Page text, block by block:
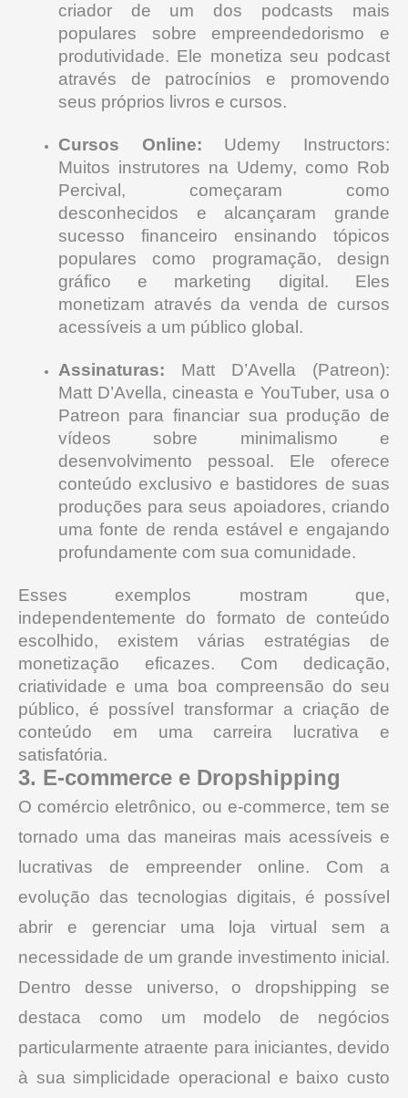
criador de um dos podcasts mais
populares sobre empreendedorismo e
produtividade. Ele monetiza seu podcast
através de patrocínios e promovendo
seus próprios livros e cursos.
Cursos Online: Udemy Instructors:
Muitos instrutores na Udemy, como Rob
Percival, começaram como
desconhecidos e alcançaram grande
sucesso financeiro ensinando tópicos
populares como programação, design
gráfico e marketing digital. Eles
monetizam através da venda de cursos
acessíveis a um público global.
Assinaturas: Matt D’Avella (Patreon):
Matt D’Avella, cineasta e YouTuber, usa o
Patreon para financiar sua produção de
vídeos sobre minimalismo e
desenvolvimento pessoal. Ele oferece
conteúdo exclusivo e bastidores de suas
produções para seus apoiadores, criando
uma fonte de renda estável e engajando
profundamente com sua comunidade.
Esses exemplos mostram que,
independentemente do formato de conteúdo
escolhido, existem várias estratégias de
monetização eficazes. Com dedicação,
criatividade e uma boa compreensão do seu
público, é possível transformar a criação de
conteúdo em uma carreira lucrativa e
satisfatória.
3. E-commerce e Dropshipping
O comércio eletrônico, ou e-commerce, tem se
tornado uma das maneiras mais acessíveis e
lucrativas de empreender online. Com a
evolução das tecnologias digitais, é possível
abrir e gerenciar uma loja virtual sem a
necessidade de um grande investimento inicial.
Dentro desse universo, o dropshipping se
destaca como um modelo de negócios
particularmente atraente para iniciantes, devido
à sua simplicidade operacional e baixo custo